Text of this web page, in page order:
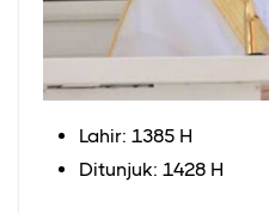
Lahir: 1385 H
Ditunjuk: 1428 H